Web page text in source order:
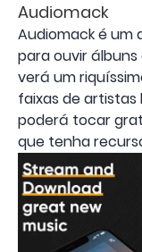
Audiomack
Audiomack é um
para ouvir
verá um
faixas de
poderá tocar
que tenha